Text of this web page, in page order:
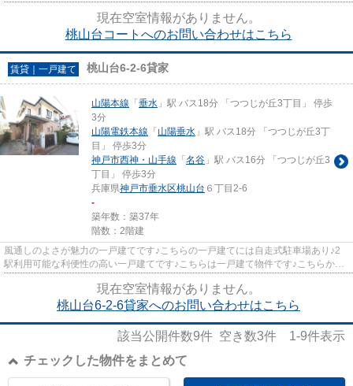
現在空室情報がありません。
桃山台コートへのお問い合わせはこちら
賃貸｜一戸建て 桃山台6-2-6貸家
山陽本線 「 垂水 」駅 バス18分 「つつじが丘3丁目」 停歩
3分
山陽電鉄本線 「 山陽垂水 」駅 バス18分 「つつじが丘3丁
目」 停歩3分
神戸市西神・山手線 「 名谷 」駅 バス16分 「つつじが丘3
丁目」 停歩3分
兵庫県神戸市垂水区桃山台 ６丁目2-6
-
築年数：築37年
階数：2階建
風通しのよさが魅力の一戸建てです♪こちらの一戸建てには自走式駐車場あり♪2
駅利用可能な利便性の高い一戸建てです♪こちらは一戸建て物件です♪こちらから
現在空室情報がありません。
桃山台6-2-6貸家へのお問い合わせはこちら
該当公開件数9件 空き数3件 1-9件表示
チェックした物件をまとめて